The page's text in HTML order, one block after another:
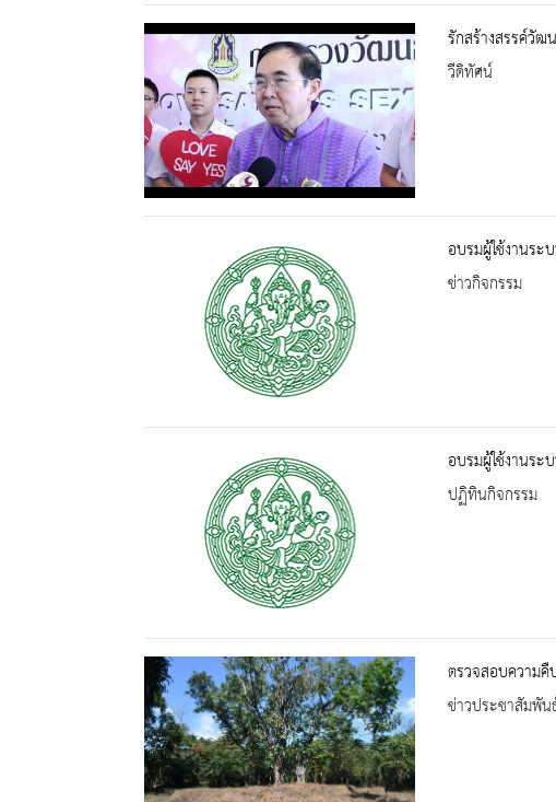
รักสร้างสรรค์วัฒ
วีดิทัศน์
อบรมผู้ใช้งานร
ข่าวกิจกรรม
อบรมผู้ใช้งานร
ปฏิทินกิจกรรม
ตรวจสอบความ
ข่าวประชาสัมพัน